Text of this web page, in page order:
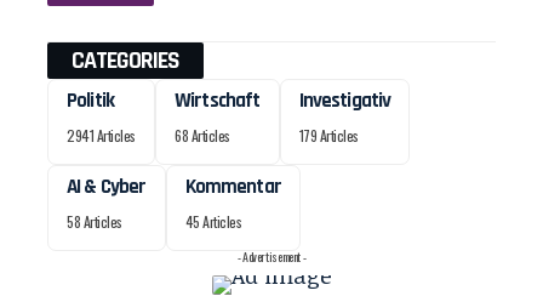
CATEGORIES
Politik
2941 Articles
Wirtschaft
68 Articles
Investigativ
179 Articles
AI & Cyber
58 Articles
Kommentar
45 Articles
- Advertisement -